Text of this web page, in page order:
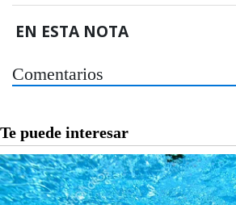
EN ESTA NOTA
Comentarios